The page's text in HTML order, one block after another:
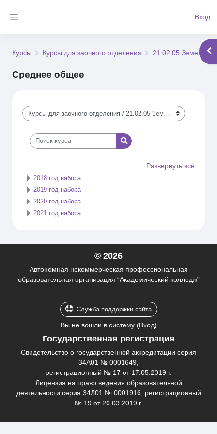
Вход
Курсы Курсы для заочного отделения 21.02.05
Среднее общее
Категории курсов
Поиск курса
Поиск курса
Развернуть всё
2018 год набора
2019 год набора
2020 год набора
2021 год набора
© 2026
Автономная некоммерческая профессиональная
образовательная организация “Академический колледж”
Служба поддержки сайта
Вы не вошли в систему (Вход)
Государственная регистрация
Свидетельство о государственной аккредитации серия
34А01 № 0001649,
регистрационный № 17 от 17.05.2019 г.
Лицензия на право ведения образовательной
деятельности серия 34Л01 № 0001916, регистрационный
№ 19 от 26.03.2019 г.